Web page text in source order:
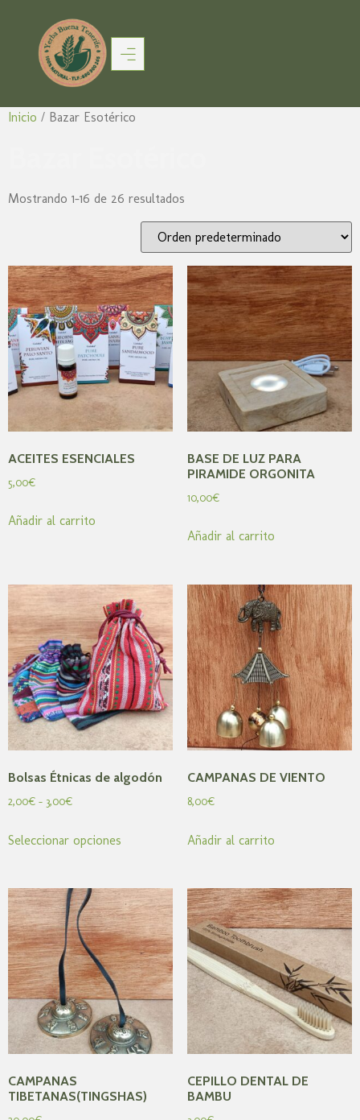
Inicio / Bazar Esotérico
Mostrando 1–16 de 26 resultados
ACEITES ESENCIALES
5,00€
Añadir al carrito
BASE DE LUZ PARA
PIRAMIDE ORGONITA
10,00€
Añadir al carrito
Bolsas Étnicas de algodón
2,00€ - 3,00€
Seleccionar opciones
CAMPANAS DE VIENTO
8,00€
Añadir al carrito
CAMPANAS
TIBETANAS(TINGSHAS)
CEPILLO DENTAL DE
BAMBU